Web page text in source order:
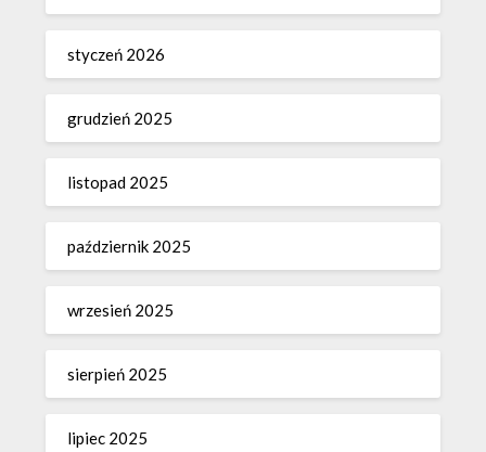
styczeń 2026
grudzień 2025
listopad 2025
październik 2025
wrzesień 2025
sierpień 2025
lipiec 2025